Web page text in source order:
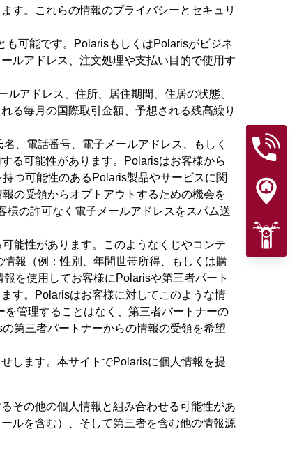
す。これらの情報のプライバシーとセキュリ
も可能です。PolarisもしくはPolarisがビジネ
ルアドレス、注文処理や支払い目的で使用す
アドレス、住所、居住期間、住居の状態、
る毎月の国際取引金額、予想される残高繰り
、電話番号、電子メールアドレス、もしく
る可能性があります。Polarisはお客様から
つ可能性のあるPolaris製品やサービスに関
の受領からオプトアウトするための機会を
の許可なく電子メールアドレスをスパム送
能性があります。このようなくじやコンテ
報（例：性別、年間世帯所得、もしくは購
を使用してお客様にPolarisや第三者パート
す。Polarisはお客様に対してこのような情
管理することはなく、第三者パートナーの
第三者パートナーからの情報の受領を希望
します。本サイトでPolarisに個人情報を提
その他の個人情報と組み合わせる可能性があ
ルを含む）、そして第三者を含む他の情報源